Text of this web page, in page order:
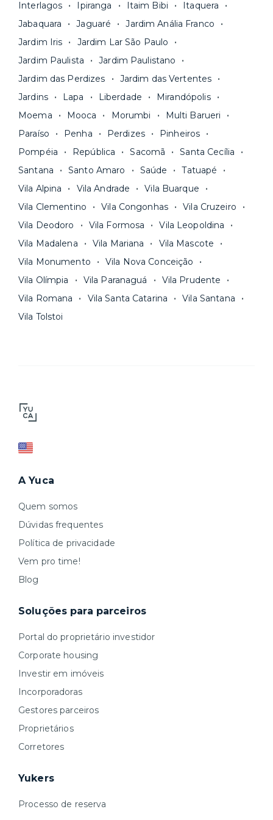
praticidade? Escolha uma unidade com serviços
inclusos e solicite suporte e manutenção para a
nossa equipe via app.
Seja uma mala ou um caminhão de mudança: é
só levar as suas coisas e começar a morar.
A melhor parte é que todo oprocesso de
documentação pelo site da Yuca e assina o
contrato na tela do seu computador ou celular.
Simples, seguro e sem burocracia!
Interlagos
Ipiranga Itaim Bibi
Itaquera
Jabaquara
Jaguaré
Jardim Anália Franco
Jardim Iris
Jardim Lar São Paulo
Jardim Paulista
Jardim Paulistano
Jardim das Perdizes
Jardim das Vertentes
Jardins
Lapa Liberdade
Mirandópolis
Moema
Mooca Morumbi
Multi Barueri
Paraíso
Penha Perdizes
Pinheiros
Pompéia
República Sacomã
Santa Cecília
Santana
Santo Amaro Saúde
Tatuapé
Vila Alpina
Vila Andrade
Vila Buarque
Vila Clementino
Vila Congonhas
Vila Cruzeiro
Vila Deodoro
Vila Formosa
Vila Leopoldina
Vila Madalena
Vila Mariana
Vila Mascote
Vila Monumento
Vila Nova Conceição
Vila Olímpia
Vila Paranaguá
Vila Prudente
Vila Romana
Vila Santa Catarina
Vila Santana
Vila Tolstoi
A Yuca
Quem somos
Dúvidas frequentes
Política de privacidade
Vem pro time!
Blog
Soluções para parceiros
Portal do proprietário investidor
Corporate housing
Investir em imóveis
Incorporadoras
Gestores parceiros
Proprietários
Corretores
Yukers
Processo de reserva